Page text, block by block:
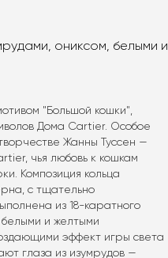
ониксом, белыми и
"Большой кошки",
Дома Cartier. Особое
Жанны Туссен —
чья любовь к кошкам
Композиция кольца
с тщательно
из 18-каратного
и желтыми
эффект игры света
глаза из изумрудов —